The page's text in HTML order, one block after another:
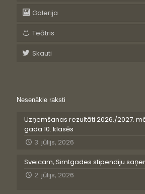
Galerija
Teātris
Skauti
Nesenākie raksti
Uzņemšanas rezultāti 2026./2027.
gada 10. klasēs
3. jūlijs, 2026
Sveicam, Simtgades stipendiju
2. jūlijs, 2026